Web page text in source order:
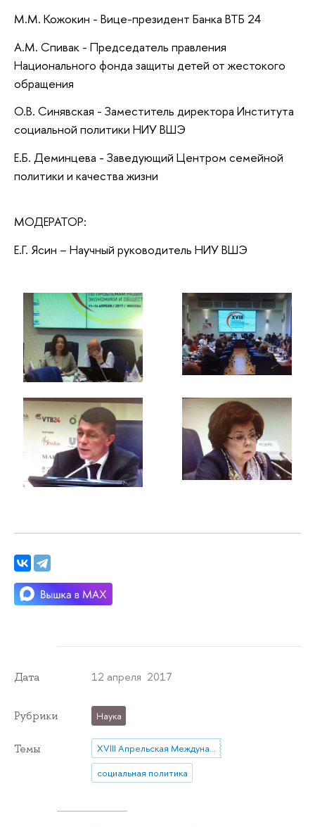
М.М. Кожокин - Вице-президент Банка ВТБ 24
А.М. Спивак - Председатель правления
Национального фонда защиты детей от жестокого
обращения
О.В. Синявская - Заместитель директора Института
социальной политики НИУ ВШЭ
E.Б. Деминцева - Заведующий Центром семейной
политики и качества жизни
МОДЕРАТОР:
Е.Г. Ясин – Научный руководитель НИУ ВШЭ
Дата 12 апреля 2017
Рубрики Наука
Темы
XVIII Апрельская Международная научная конферениция
социальная политика